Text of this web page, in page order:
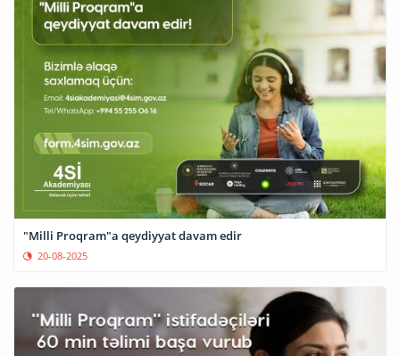
"Milli Proqram"a qeydiyyat davam edir
20-08-2025